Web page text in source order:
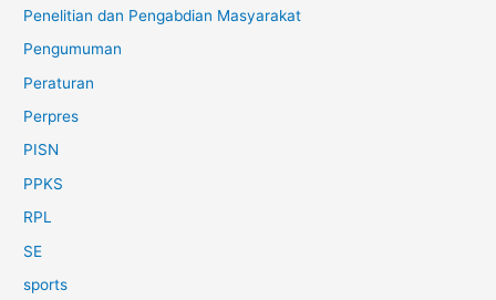
Penelitian dan Pengabdian Masyarakat
Pengumuman
Peraturan
Perpres
PISN
PPKS
RPL
SE
sports